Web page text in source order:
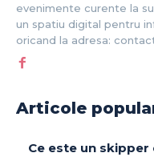
evenimente curente la
un spatiu digital pentru
oricand la adresa:
Articole
Ce este un skipper